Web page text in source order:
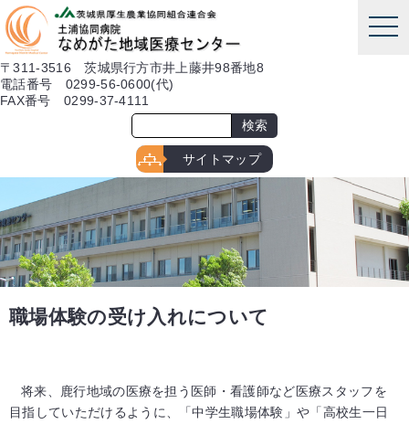
本文へ
〒311-3516 茨城県行方市井上藤井98番地8
電話番号 0299-56-0600(代)
FAX番号 0299-37-4111
サイトマップ
職場体験の受け入れについて
将来、鹿行地域の医療を担う医師・看護師など医療スタッフを
目指していただけるように、「中学生職場体験」や「高校生一日